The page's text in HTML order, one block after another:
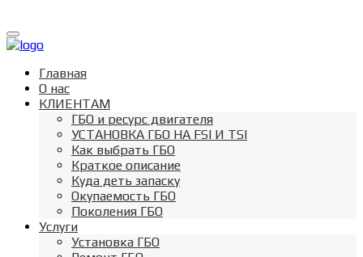
Toggle
navigation
Главная
О нас
КЛИЕНТАМ
ГБО и ресурс двигателя
УСТАНОВКА ГБО НА FSI И TSI
Как выбрать ГБО
Краткое описание
Куда деть запаску
Окупаемость ГБО
Поколения ГБО
Услуги
Установка ГБО